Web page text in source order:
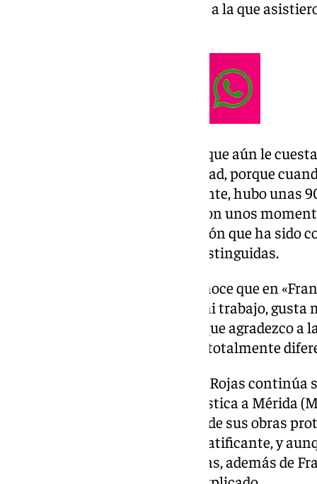
hotel Intercontinental de París, a la que
La artista ha afirmado a 101TV que aún le
describirlo con palabras, la verdad, porque
por sí precioso, y entre tanta gente, hubo unas
Estaba muy nerviosa, pero fueron unos
recuerda tras recibir este galardón que ha sido
Bélgica, entre otras personas distinguidas.
Asimismo, Rojas también reconoce que en
asegura, «valoran muchísimo mi trabajo,
de ello es este reconocimiento que agradezco
concepto importante del arte y totalmente
Entre toda esta vorágine, Maite Rojas
pintura con una residencia artística a Mérida
tres meses con una galería, donde sus obras
diciembre. «Va a ser algo muy gratificante, y
Nueva York con una de mis obras, además de